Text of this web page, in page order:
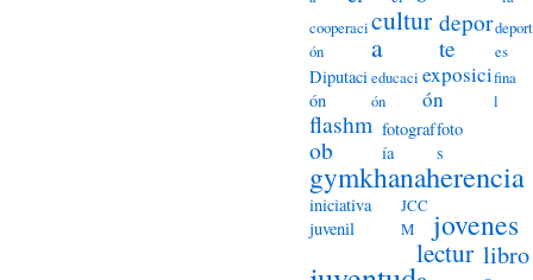
cooperaci
ón
cultur
a
depor
te
deport
es
Diputaci
ón
educaci
ón
exposici
ón
fina
l
flashm
ob
fotograf
ía
foto
s
gymkhanaherencia
iniciativa
juvenil
JCC
M
jovenes
lectur libro